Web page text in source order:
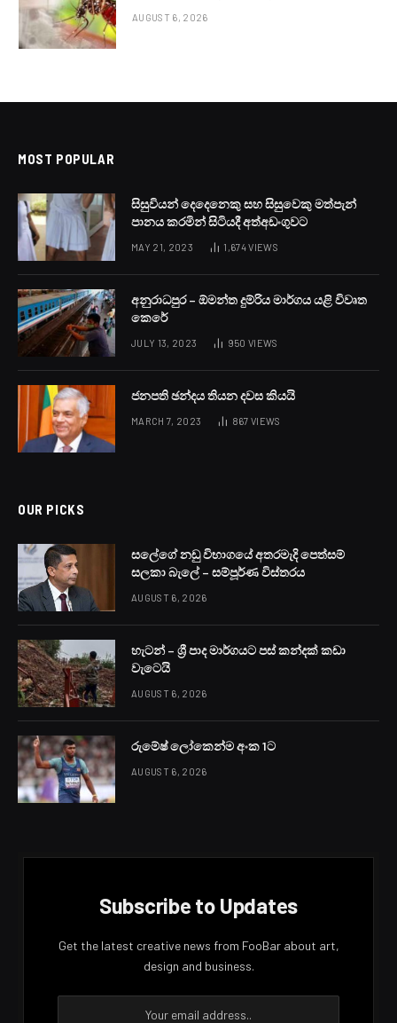
AUGUST 6, 2026
MOST POPULAR
සිසුවියන් දෙදෙනෙකු සහ සිසුවෙකු මත්පැන්
පානය කරමින් සිටියදී අත්අඩංගුවට
MAY 21, 2023 1,674VIEWS
අනුරාධපුර – ඕමන්ත දුම්රිය මාර්ගය යළි විවෘත
කෙරේ
JULY 13, 2023 950 VIEWS
ජනපති ඡන්දය තියන දවස කියයි
MARCH 7, 2023 867 VIEWS
OUR PICKS
සලේගේ නඩු විභාගයේ අතරමැදි පෙත්සම්
සලකා බැලේ – සම්පූර්ණ විස්තරය
AUGUST 6, 2026
හැටන් – ශ්‍රී පාද මාර්ගයට පස් කන්දක් කඩා
වැටෙයි
AUGUST 6, 2026
රුමේෂ් ලෝකෙන්ම අංක 1ට
AUGUST 6, 2026
Subscribe to Updates
Get the latest creative news from FooBar about art,
design and business.